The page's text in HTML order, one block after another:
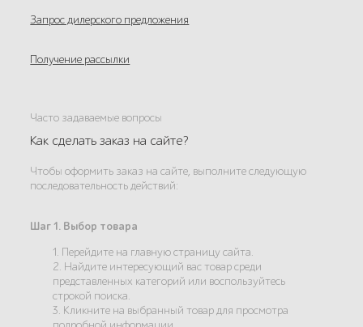
Запрос дилерского предложения
Получение рассылки
Часто задаваемые вопросы
Как сделать заказ на сайте?
Чтобы оформить заказ на сайте, выполните следующую
последовательность действий:
Шаг 1. Выбор товара
1. Перейдите на главную страницу сайта.
2. Найдите интересующий вас товар среди
представленных категорий или воспользуйтесь
строкой поиска.
3. Кликните на выбранный товар для просмотра